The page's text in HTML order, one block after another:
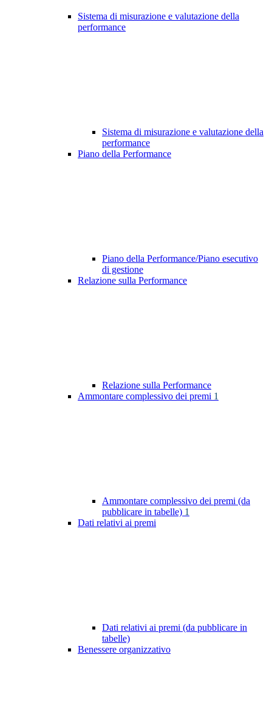
Sistema di misurazione e valutazione della
performance
Sistema di misurazione e valutazione della
performance
Piano della Performance
Piano della Performance/Piano esecutivo
di gestione
Relazione sulla Performance
Relazione sulla Performance
Ammontare complessivo dei premi 1
Ammontare complessivo dei premi (da
pubblicare in tabelle) 1
Dati relativi ai premi
Dati relativi ai premi (da pubblicare in
tabelle)
Benessere organizzativo